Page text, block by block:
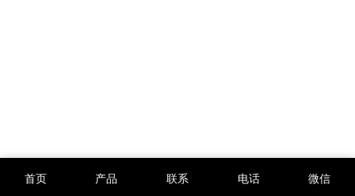
首页 产品 联系 电话 微信